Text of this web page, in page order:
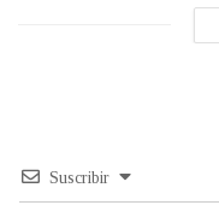
Suscribir